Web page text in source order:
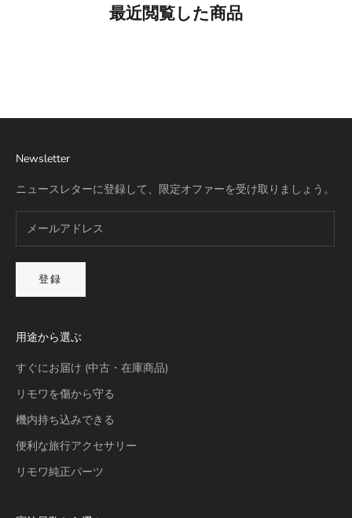
最近閲覧した商品
Newsletter
ニュースレターに登録して、限定オファーを受け取りましょう。
登録
用途から選ぶ
すぐにお届け (中古・在庫商品)
リモワを傷から守る
機内持ち込みできる
便利な旅行アクセサリー
リモワ純正パーツ